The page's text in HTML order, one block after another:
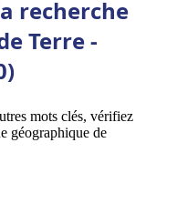
recherche
Terre -
mots clés, vérifiez
géographique de